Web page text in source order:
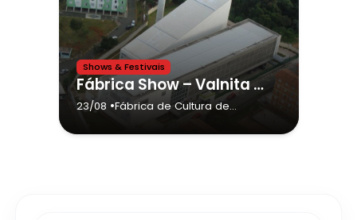
Shows & Festivais
Fábrica Show – Valnita Convida
23/08 •Fábrica de Cultura de